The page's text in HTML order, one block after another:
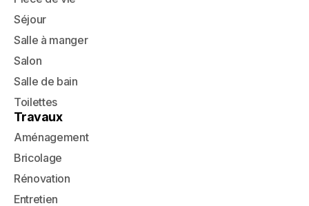
Séjour
Salle à manger
Salon
Salle de bain
Toilettes
Travaux
Aménagement
Bricolage
Rénovation
Entretien